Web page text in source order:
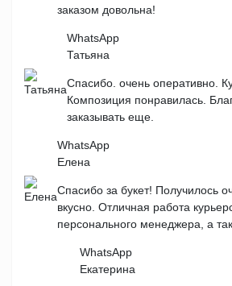
заказом довольна!
WhatsApp
Татьяна
Спасибо. очень оперативно.
Композиция понравилась.
заказывать еще.
WhatsApp
Елена
Спасибо за букет! Получилось
вкусно. Отличная работа
персонального менеджера, а
WhatsApp
Екатерина